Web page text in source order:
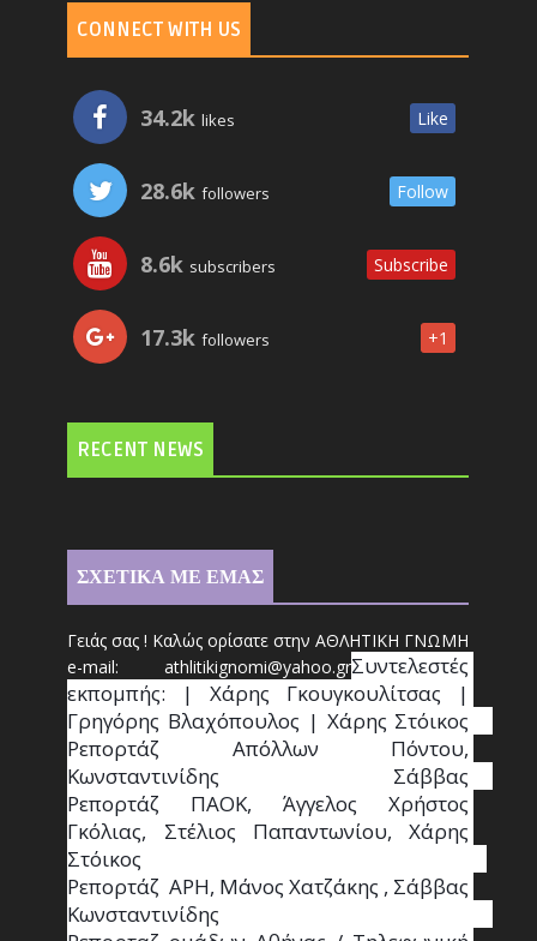
CONNECT WITH US
34.2k likes Like
28.6k followers Follow
8.6k subscribers Subscribe
17.3k followers +1
RECENT NEWS
ΣΧΕΤΙΚΑ ΜΕ ΕΜΑΣ
Γειάς σας ! Καλώς ορίσατε στην ΑΘΛΗΤΙΚΗ ΓΝΩΜΗ
e-mail: athlitikignomi@yahoo.grΣυντελεστές
εκπομπής: | Χάρης Γκουγκουλίτσας |
Γρηγόρης Βλαχόπουλος | Χάρης Στόικος
Ρεπορτάζ Απόλλων Πόντου,
Κωνσταντινίδης   Σάββας
Ρεπορτάζ ΠΑΟΚ, Άγγελος Χρήστος
Γκόλιας, Στέλιος Παπαντωνίου, Χάρης
Στόικος
Ρεπορτάζ  ΑΡΗ, Μάνος Χατζάκης , Σάββας
Κωνσταντινίδης